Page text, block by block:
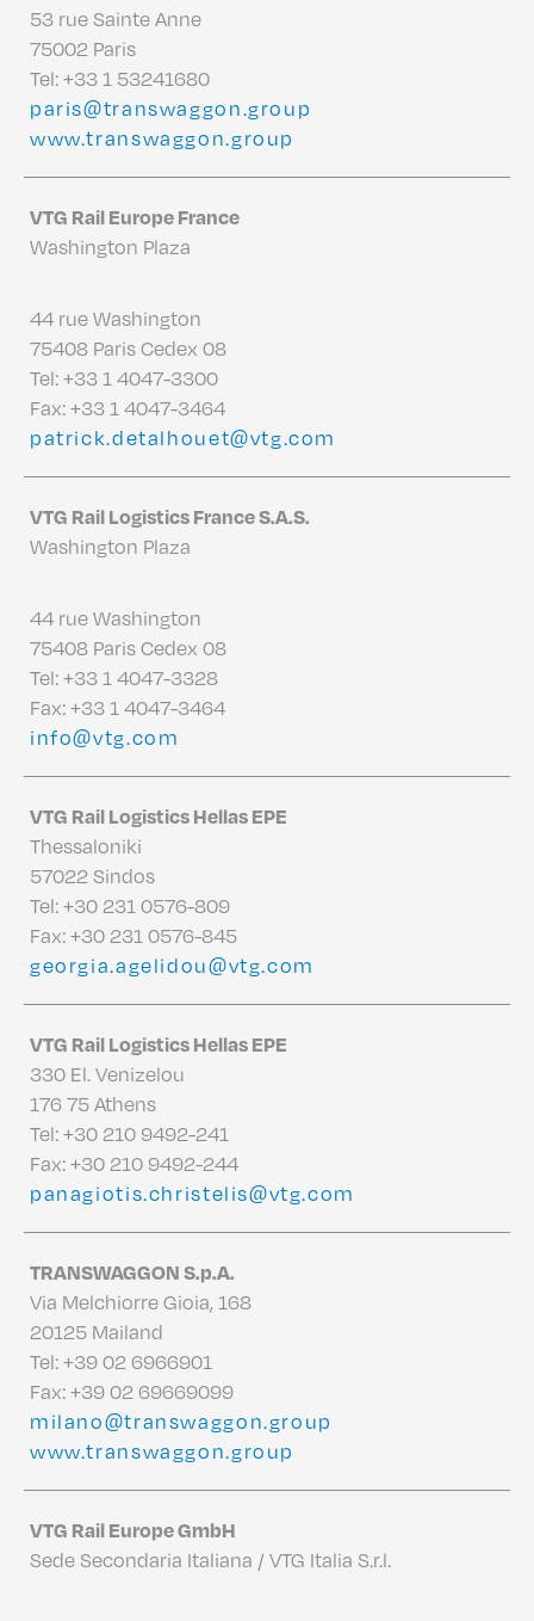
53 rue Sainte Anne
75002 Paris
Tel:+33 1 53241680
paris@transwaggon.group
www.transwaggon.group
VTG Rail Europe France
Washington Plaza
44 rue Washington
75408 Paris Cedex 08
Tel:+33 1 4047-3300
Fax: +33 1 4047-3464
patrick.detalhouet@vtg.com
VTG Rail Logistics France S.A.S.
Washington Plaza
44 rue Washington
75408 Paris Cedex 08
Tel:+33 1 4047-3328
Fax: +33 1 4047-3464
info@vtg.com
VTG Rail Logistics Hellas EPE
Thessaloniki
57022 Sindos
Tel:+30 231 0576-809
Fax: +30 231 0576-845
georgia.agelidou@vtg.com
VTG Rail Logistics Hellas EPE
330 El. Venizelou
176 75 Athens
Tel:+30 210 9492-241
Fax: +30 210 9492-244
panagiotis.christelis@vtg.com
TRANSWAGGON S.p.A.
Via Melchiorre Gioia, 168
20125 Mailand
Tel:+39 02 6966901
Fax: +39 02 69669099
milano@transwaggon.group
www.transwaggon.group
VTG Rail Europe GmbH
Sede Secondaria Italiana / VTG Italia S.r.l.